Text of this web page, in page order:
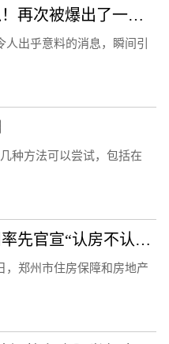
8月4日，黄子佼再爆大瓜！再次被爆出了一条令人出乎意料的消息！
出乎意料的消息，瞬间引
种方法可以尝试，包括在
宅男财经｜严跃进：郑州率先官宣“认房不认贷”，影响多大？
，郑州市住房保障和房地产